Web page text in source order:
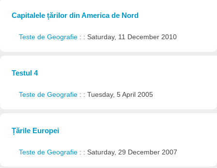
Capitalele țărilor din America de Nord
Teste de Geografie : : Saturday, 11 December 2010
Testul 4
Teste de Geografie : : Tuesday, 5 April 2005
Țările Europei
Teste de Geografie : : Saturday, 29 December 2007